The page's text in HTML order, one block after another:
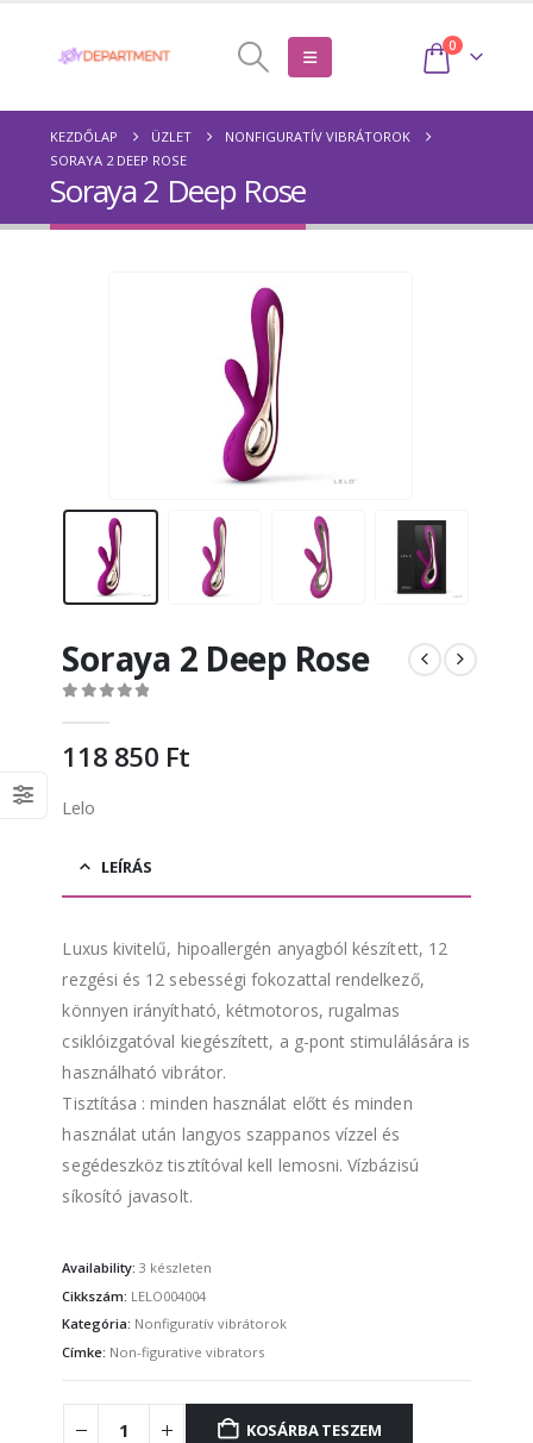
0
KEZDŐLAP ÜZLET
NONFIGURATÍV VIBRÁTOROK
SORAYA 2 DEEP ROSE
Soraya 2 Deep Rose
Soraya 2 Deep Rose
118 850 Ft
Lelo
LEÍRÁS
Luxus kivitelű, hipoallergén anyagból készített, 12
rezgési és 12 sebességi fokozattal rendelkező,
könnyen irányítható, kétmotoros, rugalmas
csiklóizgatóval kiegészített, a g-pont stimulálására is
használható vibrátor.
Tisztítása : minden használat előtt és minden
használat után langyos szappanos vízzel és
segédeszköz tisztítóval kell lemosni. Vízbázisú
síkosító javasolt.
Availability:3 készleten
Cikkszám: LELO004004
Kategória: Nonfiguratív vibrátorok
Címke: Non-figurative vibrators
KOSÁRBA TESZEM